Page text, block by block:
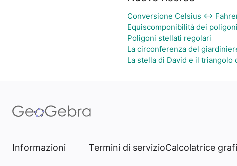
Conversione Celsius ↔
Equiscomponibilità dei
Poligoni stellati regolari
La circonferenza del
La stella di David e il triangolo
Informazioni Termini di servizioCalcolatrice